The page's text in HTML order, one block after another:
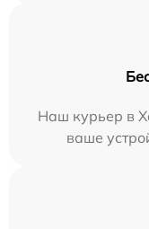
Наш курьер в
ваше